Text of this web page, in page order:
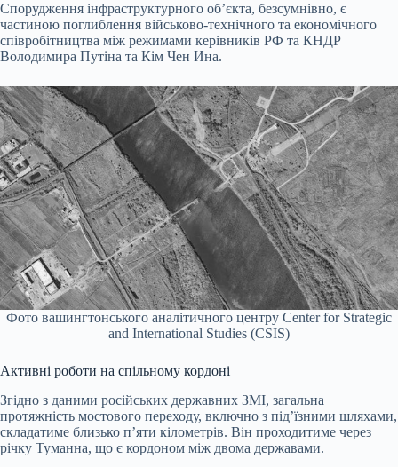
Спорудження інфраструктурного об’єкта, безсумнівно, є
частиною поглиблення військово-технічного та економічного
співробітництва між режимами керівників РФ та КНДР
Володимира Путіна та Кім Чен Ина.
Фото вашингтонського аналітичного центру Center for Strategic
and International Studies (CSIS)
Активні роботи на спільному кордоні
Згідно з даними російських державних ЗМІ, загальна
протяжність мостового переходу, включно з під’їзними шляхами,
складатиме близько п’яти кілометрів. Він проходитиме через
річку Туманна, що є кордоном між двома державами.